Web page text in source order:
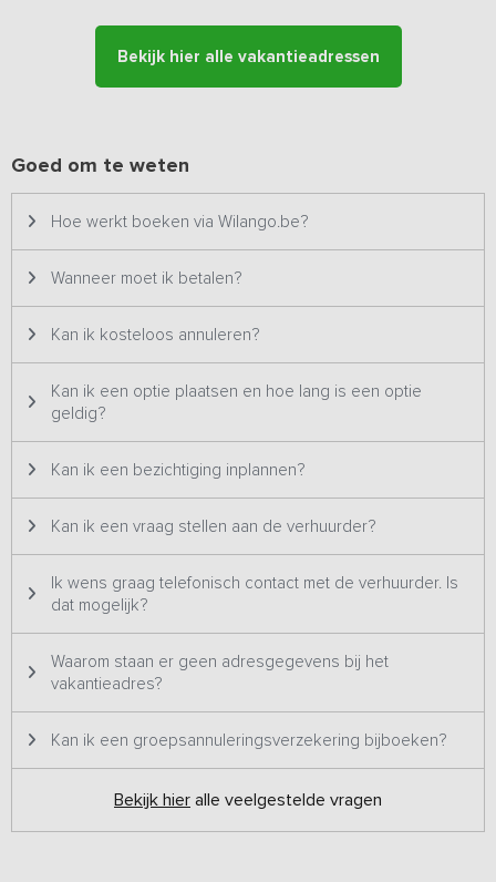
Bekijk hier alle vakantieadressen
Goed om te weten
Hoe werkt boeken via Wilango.be?
Wanneer moet ik betalen?
Kan ik kosteloos annuleren?
Kan ik een optie plaatsen en hoe lang is een optie
geldig?
Kan ik een bezichtiging inplannen?
Kan ik een vraag stellen aan de verhuurder?
Ik wens graag telefonisch contact met de verhuurder. Is
dat mogelijk?
Waarom staan er geen adresgegevens bij het
vakantieadres?
Kan ik een groepsannuleringsverzekering bijboeken?
Bekijk hier alle veelgestelde vragen